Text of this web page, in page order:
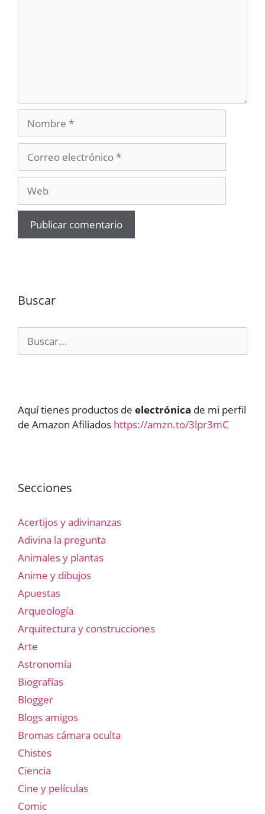
Nombre
electrónico
Buscar
Aquí tienes productos de electrónica de mi perfil
de Amazon Afiliados https://amzn.to/3lpr3mC
Secciones
Acertijos y adivinanzas
Adivina la pregunta
Animales y plantas
Anime y dibujos
Apuestas
Arqueología
Arquitectura y construcciones
Arte
Astronomía
Biografías
Blogger
Blogs amigos
Bromas cámara oculta
Chistes
Ciencia
Cine y películas
Comic